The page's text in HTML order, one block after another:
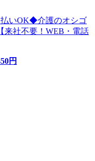
いOK◆介護のオシゴ
来社不要！WEB・電話
円